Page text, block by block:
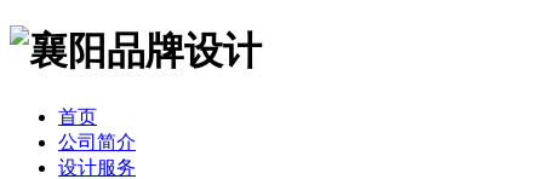
首页
公司简介
设计服务